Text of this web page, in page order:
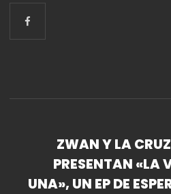
ZWAN Y LA
PRESENTAN «LA
UNA», UN EP DE